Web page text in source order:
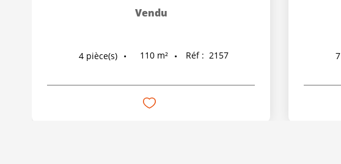
Vendu
4 pièce(s) 110 m² Réf : 2157 7